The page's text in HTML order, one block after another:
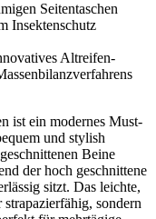
Seitentaschen
Insektenschutz
Altreifen-
ist ein modernes Must-
und stylish
Beine
der hoch geschnittene
sitzt. Das leichte,
sondern